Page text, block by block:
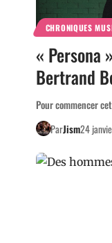
CHRONIQUES
« Persona
Bertrand
Pour commencer
ParJism24